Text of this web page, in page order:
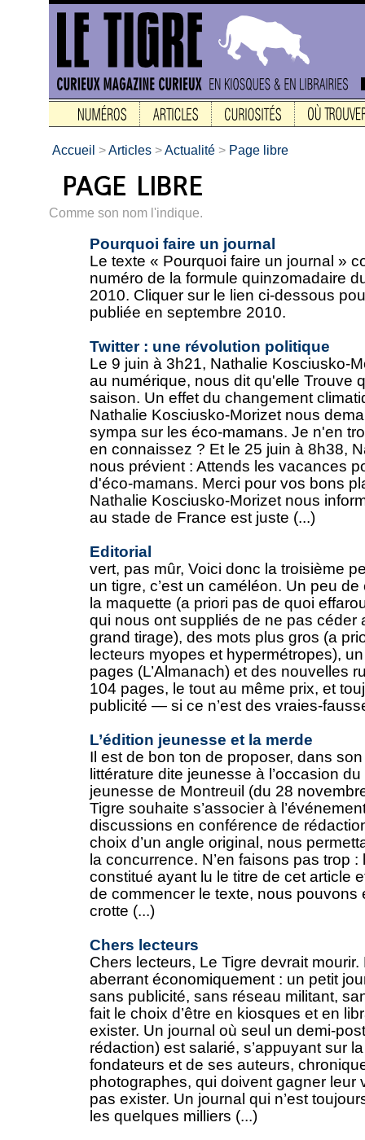
Accueil >Articles >Actualité > Page libre
Comme son nom l'indique.
Pourquoi faire un journal
Le texte « Pourquoi faire un journal »
numéro de la formule quinzomadaire
2010. Cliquer sur le lien ci-dessous
publiée en septembre 2010.
Twitter : une révolution politique
Le 9 juin à 3h21, Nathalie Kosciusko-
au numérique, nous dit qu'elle Trouve
saison. Un effet du changement
Nathalie Kosciusko-Morizet nous
sympa sur les éco-mamans. Je n'en
en connaissez ? Et le 25 juin à 8h38,
nous prévient : Attends les vacances
d'éco-mamans. Merci pour vos bons
Nathalie Kosciusko-Morizet nous
au stade de France est juste (...)
Editorial
vert, pas mûr, Voici donc la troisième
un tigre, c’est un caméléon. Un peu
la maquette (a priori pas de quoi
qui nous ont suppliés de ne pas céder
grand tirage), des mots plus gros (a
lecteurs myopes et hypermétropes),
pages (L’Almanach) et des nouvelles
104 pages, le tout au même prix, et
publicité — si ce n’est des vraies-
L’édition jeunesse et la merde
Il est de bon ton de proposer, dans
littérature dite jeunesse à l’occasion
jeunesse de Montreuil (du 28
Tigre souhaite s’associer à
discussions en conférence de
choix d’un angle original, nous
la concurrence. N’en faisons pas trop
constitué ayant lu le titre de cet article
de commencer le texte, nous pouvons
crotte (...)
Chers lecteurs
Chers lecteurs, Le Tigre devrait
aberrant économiquement : un petit
sans publicité, sans réseau militant,
fait le choix d’être en kiosques et en
exister. Un journal où seul un demi-
rédaction) est salarié, s’appuyant sur
fondateurs et de ses auteurs,
photographes, qui doivent gagner leur
pas exister. Un journal qui n’est
les quelques milliers (...)